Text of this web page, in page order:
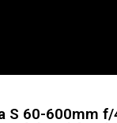
S 60-600mm